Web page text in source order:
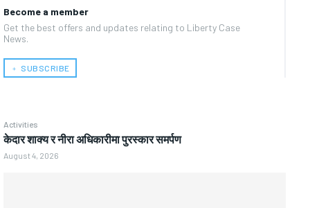
Become a member
Get the best offers and updates relating to Liberty Case
News.
﹢ SUBSCRIBE
Activities
केदार शाक्य र नीरा अधिकारीमा पुरस्कार समर्पण
August 4, 2026